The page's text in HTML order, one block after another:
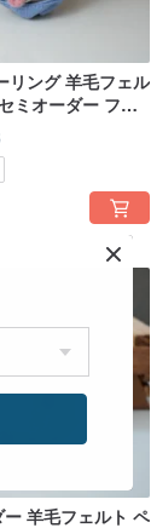
リング 羊毛フェル
ミオーダー フィ
霏娃手作
羊毛フェルト ペ